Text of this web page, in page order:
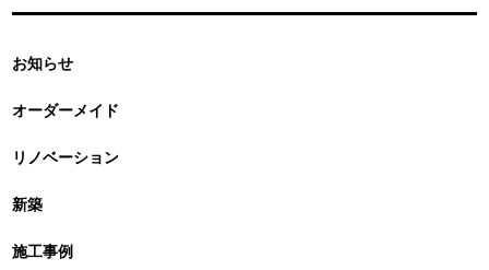
お知らせ
オーダーメイド
リノベーション
新築
施工事例